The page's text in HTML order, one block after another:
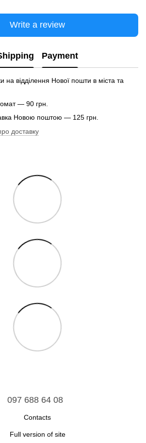
Write a review
Payment
на відділення Нової пошти в міста та
— 90 грн.
Новою поштою — 125 грн.
доставку
097 688 64 08
Contacts
Full version of site